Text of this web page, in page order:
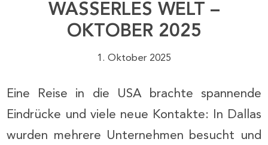
WASSERLES WELT –
OKTOBER 2025
1. Oktober 2025
Eine Reise in die USA brachte spannende
Eindrücke und viele neue Kontakte: In Dallas
wurden mehrere Unternehmen besucht und